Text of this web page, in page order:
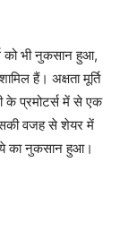
को भी नुकसान हुआ,
हैं। अक्षता मूर्ति
के प्रमोटर्स में से एक
वजह से शेयर में
का नुकसान हुआ।